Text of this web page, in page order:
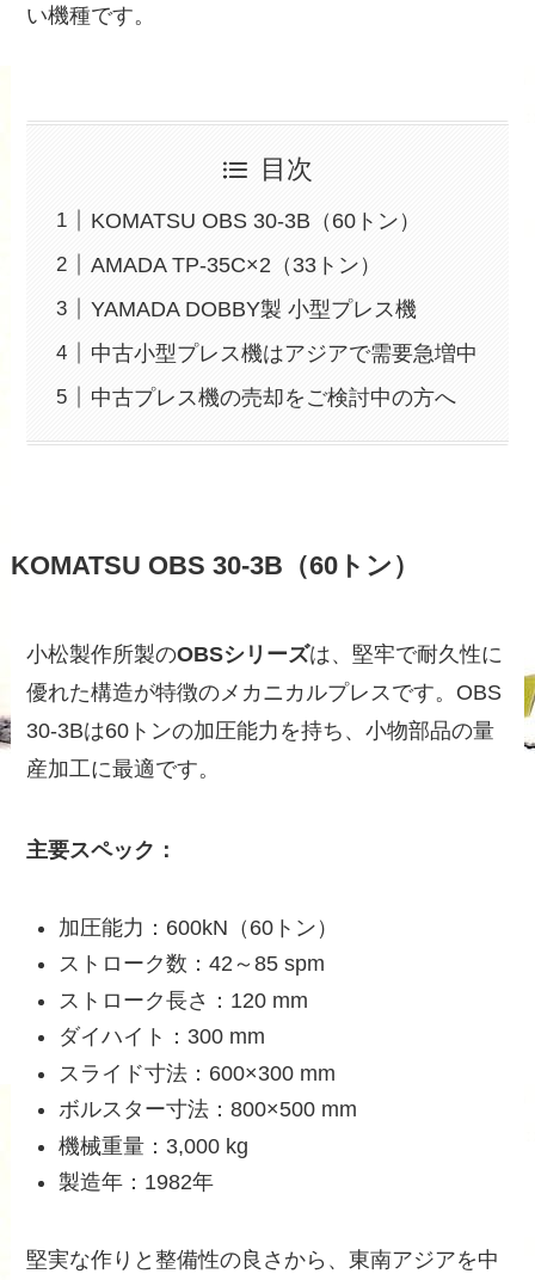
い機種です。
目次
KOMATSU OBS 30-3B（60トン）
AMADA TP-35C×2（33トン）
YAMADA DOBBY製 小型プレス機
中古小型プレス機はアジアで需要急増中
中古プレス機の売却をご検討中の方へ
KOMATSU OBS 30-3B（60トン）
小松製作所製のOBSシリーズは、堅牢で耐久性に
優れた構造が特徴のメカニカルプレスです。OBS
30-3Bは60トンの加圧能力を持ち、小物部品の量
産加工に最適です。
主要スペック：
加圧能力：600kN（60トン）
ストローク数：42～85 spm
ストローク長さ：120 mm
ダイハイト：300 mm
スライド寸法：600×300 mm
ボルスター寸法：800×500 mm
機械重量：3,000 kg
製造年：1982年
堅実な作りと整備性の良さから、東南アジアを中